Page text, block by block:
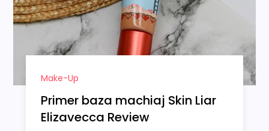
Make-Up
Primer baza machiaj Skin Liar
Elizavecca Review